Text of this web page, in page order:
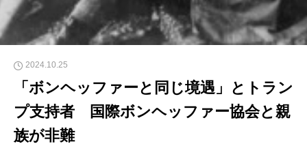
2024.10.25
「ボンヘッファーと同じ境遇」とトラン
プ支持者 国際ボンヘッファー協会と親
族が非難